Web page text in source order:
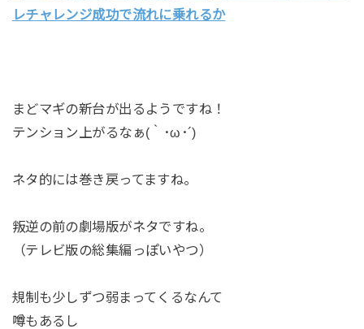
レチャレンジ成功で流れに乗れるか
まどマギの新台が出るようですね！
テンション上がるなぁ(｀･ω･´)
ネタ的には巻き戻ってますね。
叛逆の前の劇場版がネタですね。
（テレビ版の総集編っぽいやつ）
規制も少しずつ弱まってくるなんて
噂もあるし